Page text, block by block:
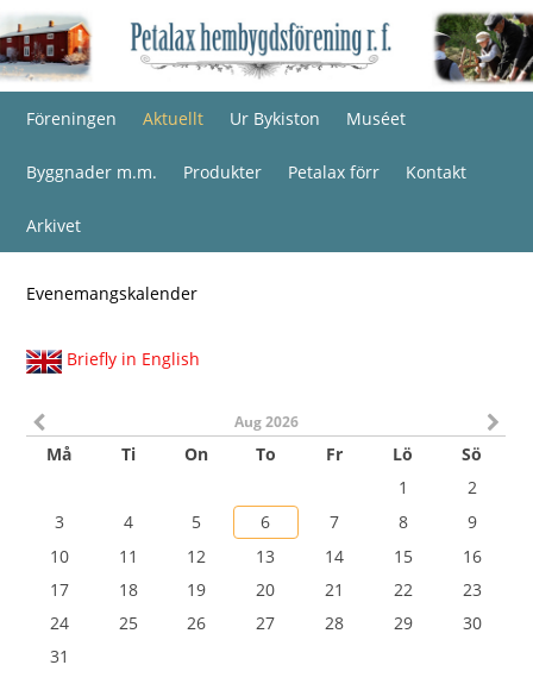
Föreningen Aktuellt Ur Bykiston Muséet
Byggnader m.m. Produkter Petalax förr Kontakt
Arkivet
Evenemangskalender
Briefly in English
Aug 2026
Må Ti On To Fr Lö
Sö
1
2
3
4 5 6 7 8
9
10
11 12 13 14 15
16
17
18 19 20 21 22
23
24
25 26 27 28 29
30
31